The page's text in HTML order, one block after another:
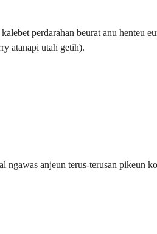
perdarahan beurat anu henteu
atanapi utah getih).
anjeun terus-terusan pikeun